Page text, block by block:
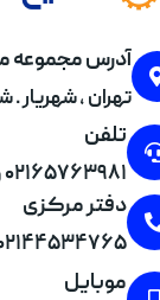
آدرس مجموعه
تهران , شهریار .
تلفن
۰۲۱۶۵۷۶۳۹۸۱ و ۰۲۱۶۵۷۶۳۹۸۴
دفتر مرکزی
۰۲۱۴۴۵۳۴۷۶۵ و
موبایل